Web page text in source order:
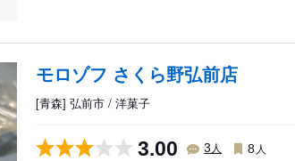
モロゾフ さくら野弘前店
[青森] 弘前市 / 洋菓子
3.00 3 人 8 人